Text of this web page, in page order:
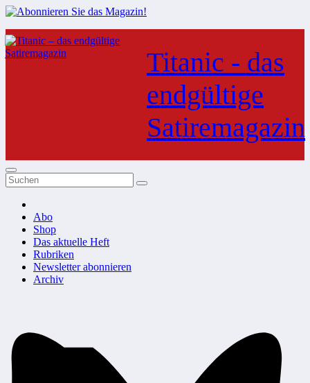
Zum
Inhalt
springen
Titanic - das
endgültige
Satiremagazin
Abo
Shop
Das aktuelle Heft
Rubriken
Newsletter abonnieren
Archiv